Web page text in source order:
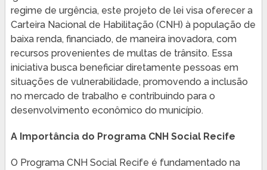
regime de urgência, este projeto de lei visa oferecer a
Carteira Nacional de Habilitação (CNH) à população de
baixa renda, financiado, de maneira inovadora, com
recursos provenientes de multas de trânsito. Essa
iniciativa busca beneficiar diretamente pessoas em
situações de vulnerabilidade, promovendo a inclusão
no mercado de trabalho e contribuindo para o
desenvolvimento econômico do município.
A Importância do Programa CNH Social Recife
O Programa CNH Social Recife é fundamentado na